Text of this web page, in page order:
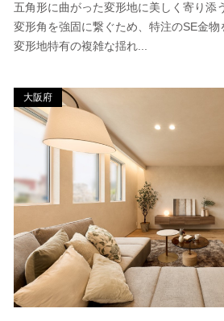
五角形に曲がった変形地に美しく寄り添
変形角を強固に繋ぐため、特注のSE金物
変形地特有の複雑な揺れ...
大阪府